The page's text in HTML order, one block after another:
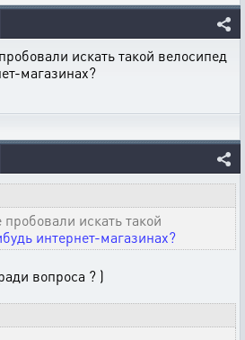
искать такой велосипед
магазинах?
искать такой
интернет-магазинах?
вопроса ? )